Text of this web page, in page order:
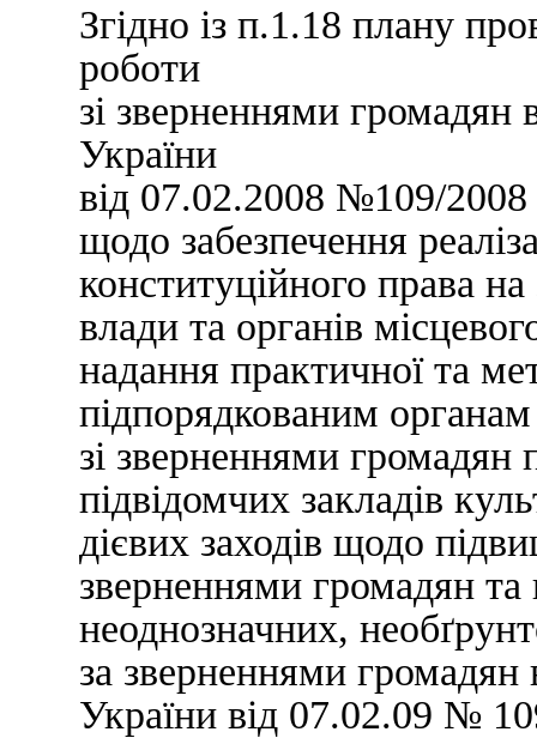
Згідно із п.1.18 плану
роботи
зі зверненнями громадян
України
від 07.02.2008 №109/
щодо забезпечення
конституційного права
влади та органів
надання практичної та
підпорядкованим органам
зі зверненнями громадян
підвідомчих закладів
дієвих заходів щодо
зверненнями громадян
неоднозначних,
за зверненнями громадян
України від 07.02.09 №